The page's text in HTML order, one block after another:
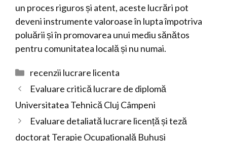
un proces riguros și atent, aceste lucrări pot
deveni instrumente valoroase în lupta împotriva
poluării și în promovarea unui mediu sănătos
pentru comunitatea locală și nu numai.
Categorii
recenzii lucrare licenta
Evaluare critică lucrare de diplomă
Universitatea Tehnică Cluj Câmpeni
Evaluare detaliată lucrare licență și teză
doctorat Terapie Ocupațională Buhuși